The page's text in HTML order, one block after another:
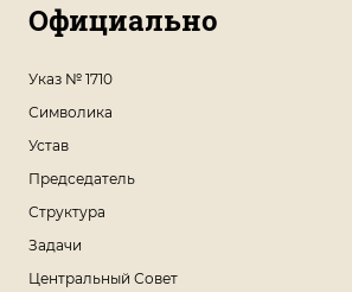
Официально
Указ № 1710
Символика
Устав
Председатель
Структура
Задачи
Центральный Совет